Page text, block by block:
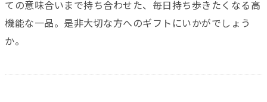
ての意味合いまで持ち合わせた、毎日持ち歩きたくなる高
機能な一品。是非大切な方へのギフトにいかがでしょう
か。